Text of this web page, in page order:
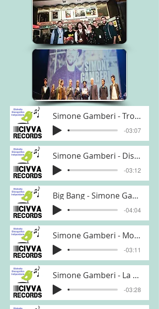
Simone Gamberi - Trovati di Più
-03:07
Simone Gamberi - Distratta
-03:12
Big Bang - Simone Gamberi
-04:04
Simone Gamberi - Moulin Rouge
-03:11
Simone Gamberi - La Partenza
-03:28